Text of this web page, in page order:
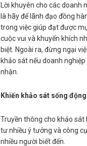
Lời khuyên cho các
là hãy để lãnh đạo đồng
trong việc giúp đạt được
cuộc vui và khuyến khích
biệt. Ngoài ra, đừng ngại
khảo sát nếu doanh
nhận.
Khiến khảo sát sống
Truyền thông cho khảo
tư nhiều ý tưởng và công
nhiều người biết đến.